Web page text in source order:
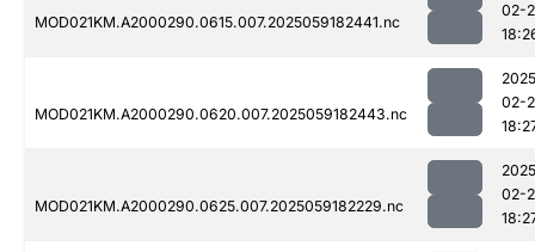
MOD021KM.A2000290.0615.007.2025059182441.nc
02-
MOD021KM.A2000290.0620.007.2025059182443.nc
02-
MOD021KM.A2000290.0625.007.2025059182229.nc
02-